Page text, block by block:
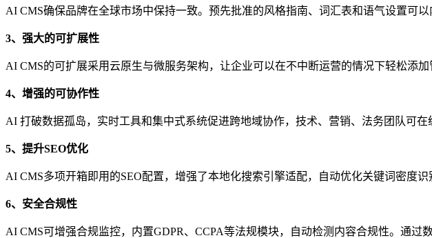
AI CMS确保品牌在全球市场中保持一致。预先批准的风格指南、词汇表和语气设置可以
3、强大的可扩展性
AI CMS的可扩展采用云原生与微服务架构，让企业可以在不中断运营的情况下轻松添
4、增强的可协作性
AI 打破数据孤岛，实时工具和集中式系统促进跨地域协作，技术、营销、法务团队可在
5、提升SEO优化
AI CMS多项开箱即用的SEO配置，增强了本地化搜索引擎适配，自动优化关键词密度
6、安全合规性
AI CMS可增强合规监控，内置GDPR、CCPA等法规模块，自动检测内容合规性。通过